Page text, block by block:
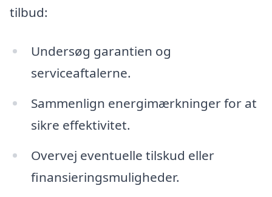
tilbud:
Undersøg garantien og
serviceaftalerne.
Sammenlign energimærkninger for at
sikre effektivitet.
Overvej eventuelle tilskud eller
finansieringsmuligheder.